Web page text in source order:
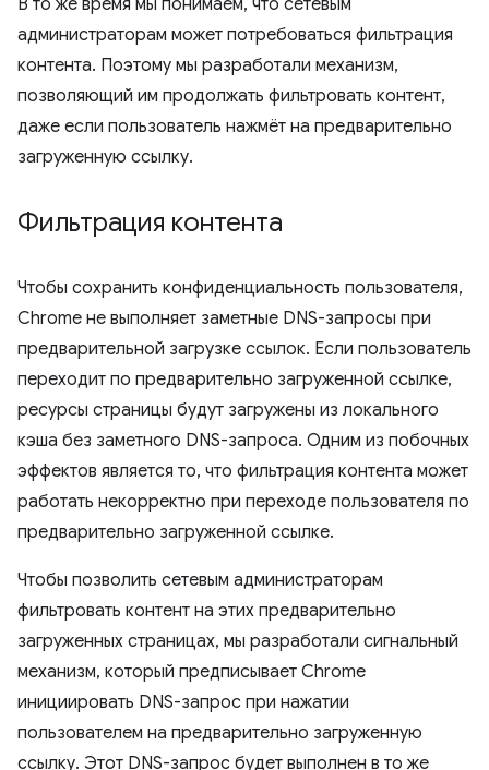
В то же время мы понимаем, что сетевым
администраторам может потребоваться фильтрация
контента. Поэтому мы разработали механизм,
позволяющий им продолжать фильтровать контент,
даже если пользователь нажмёт на предварительно
загруженную ссылку.
Фильтрация контента
Чтобы сохранить конфиденциальность пользователя,
Chrome не выполняет заметные DNS-запросы при
предварительной загрузке ссылок. Если пользователь
переходит по предварительно загруженной ссылке,
ресурсы страницы будут загружены из локального
кэша без заметного DNS-запроса. Одним из побочных
эффектов является то, что фильтрация контента может
работать некорректно при переходе пользователя по
предварительно загруженной ссылке.
Чтобы позволить сетевым администраторам
фильтровать контент на этих предварительно
загруженных страницах, мы разработали сигнальный
механизм, который предписывает Chrome
инициировать DNS-запрос при нажатии
пользователем на предварительно загруженную
ссылку. Этот DNS-запрос будет выполнен в то же